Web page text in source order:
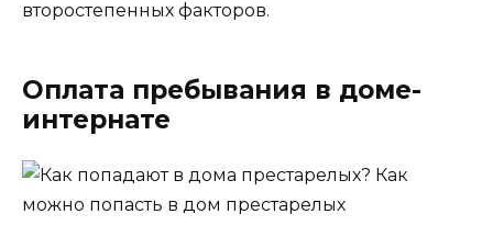
второстепенных факторов.
Оплата пребывания в доме-
интернате